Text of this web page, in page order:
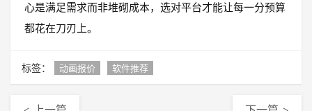
心是满足需求而非堆砌成本，选对平台才能让每一分预算
都花在刀刃上。
标签： 动画报价 软件推荐